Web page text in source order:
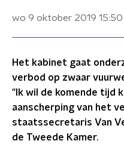
wo 9 oktober 2019 15:50
Het kabinet gaat
verbod op zwaar
"Ik wil de komende tijd
aanscherping van het
staatssecretaris Van
de Tweede Kamer.